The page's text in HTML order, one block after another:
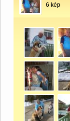
6 kép